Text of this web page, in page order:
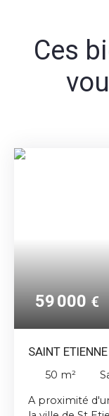
Ces
59 000€
SAINT
ESTHETIQUE-
50 m²
A proximité